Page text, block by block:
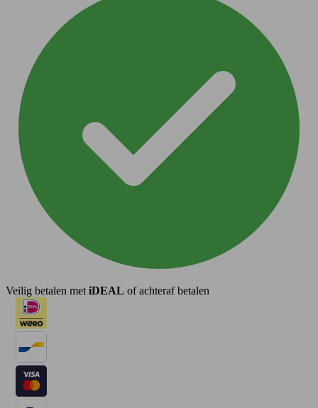
Veilig betalen met iDEAL of achteraf betalen